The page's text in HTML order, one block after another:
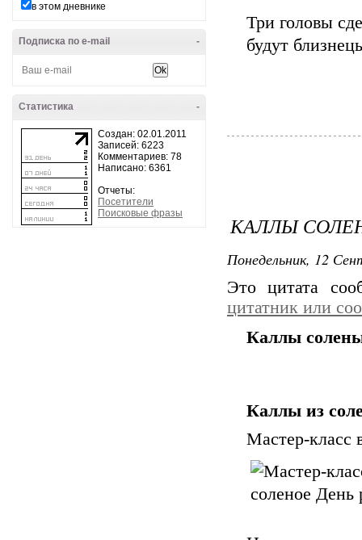
в этом дневнике
-
Подписка по e-mail
-
Статистика
Создан: 02.01.2011
Записей: 6223
Комментариев: 78
Написано: 6361
Отчеты:
Посетители
Поисковые фразы
Три головы
будут
КАЛЛЫ
Понедельник, 12
Это цитата
цитатник или
Каллы
Каллы из
Мастер-класс